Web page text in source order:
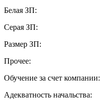
Белая ЗП:
Серая ЗП:
Размер ЗП:
Прочее:
Обучение за счет компании:
Адекватность начальства: